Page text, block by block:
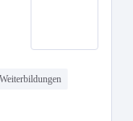
Weiterbildungen